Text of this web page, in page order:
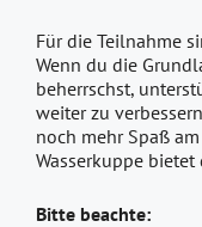
Für die Teilnahme
Wenn du die
beherrschst,
weiter zu
noch mehr Spaß
Wasserkuppe
Bitte beachte: